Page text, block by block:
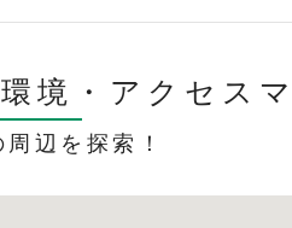
境・ アクセス
辺を探索！